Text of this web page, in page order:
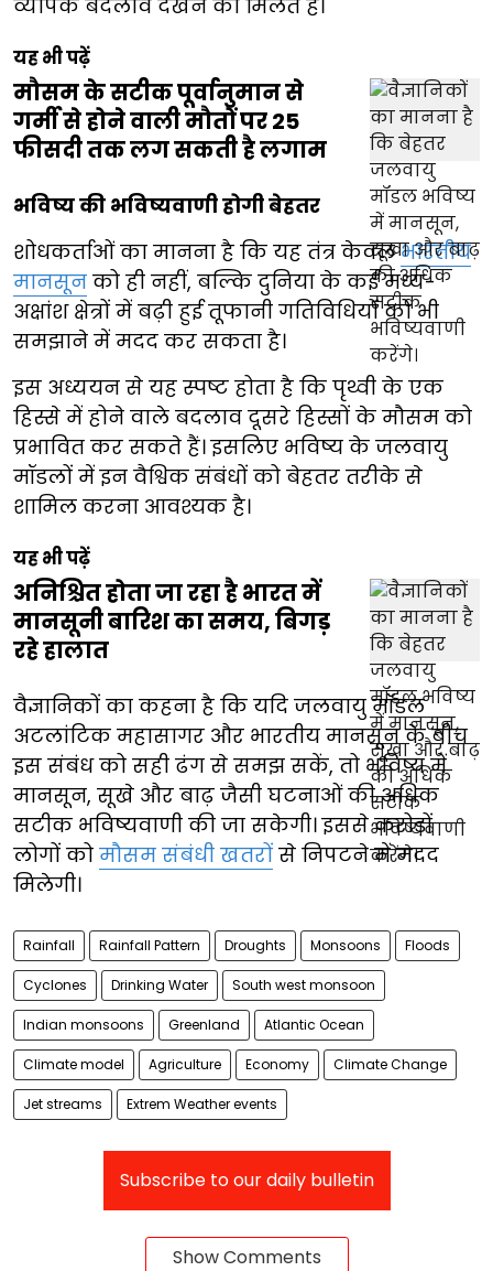
व्यापक बदलाव देखने को मिलते हैं।
यह भी पढ़ें
मौसम के सटीक पूर्वानुमान से
गर्मी से होने वाली मौतों पर 25
फीसदी तक लग सकती है लगाम
भविष्य की भविष्यवाणी होगी बेहतर
शोधकर्ताओं का मानना है कि यह तंत्र केवलभारतीय
मानसून को ही नहीं, बल्कि दुनिया के कई मध्य-
अक्षांश क्षेत्रों में बढ़ी हुई तूफानी गतिविधियों को भी
समझाने में मदद कर सकता है।
इस अध्ययन से यह स्पष्ट होता है कि पृथ्वी के एक
हिस्से में होने वाले बदलाव दूसरे हिस्सों के मौसम को
प्रभावित कर सकते हैं। इसलिए भविष्य के जलवायु
मॉडलों में इन वैश्विक संबंधों को बेहतर तरीके से
शामिल करना आवश्यक है।
यह भी पढ़ें
अनिश्चित होता जा रहा है भारत में
मानसूनी बारिश का समय, बिगड़
रहे हालात
वैज्ञानिकों का कहना है कि यदि जलवायु मॉडल
अटलांटिक महासागर और भारतीय मानसून के बीच
इस संबंध को सही ढंग से समझ सकें, तो भविष्य में
मानसून, सूखे और बाढ़ जैसी घटनाओं की अधिक
सटीक भविष्यवाणी की जा सकेगी। इससे करोड़ों
लोगों को मौसम संबंधी खतरों से निपटने में मदद
मिलेगी।
Rainfall Rainfall Pattern Droughts Monsoons Floods
Cyclones Drinking Water South west monsoon
Indian monsoons Greenland Atlantic Ocean
Climate model Agriculture Economy Climate Change
Jet streams Extrem Weather events
Subscribe to our daily bulletin
Show Comments